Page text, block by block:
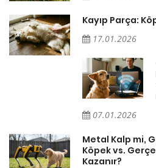
Kayıp Parça:
17.01.2026
07.01.2026
Metal Kalp mi,
Köpek vs.
Kazanır?